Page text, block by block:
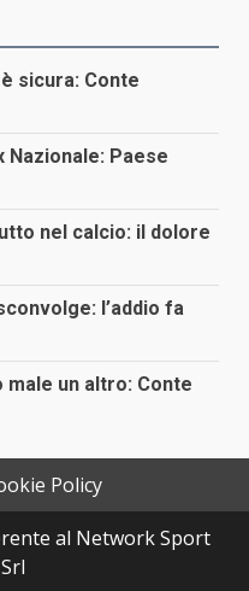
sicura: Conte
Nazionale: Paese
nel calcio: il dolore
l’addio fa
male un altro: Conte
Policy
al Network Sport